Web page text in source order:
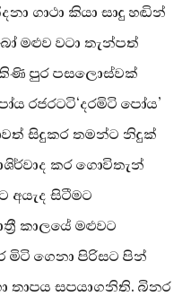
ගාථා කියා සාදු හඬින්
මළුව වටා තැන්පත්
පුර පසලොස්වක්
රජරටටි‘දරමිටි පෝය’
සිදුකර තමන්ට නිදුක්
කර ගොවිතැන්
අයැද සිටීමට
කාලයේ මළුවට
මිටි ගෙනා පිරිසට පින්
තාපය සපයාගනිති. බිනර